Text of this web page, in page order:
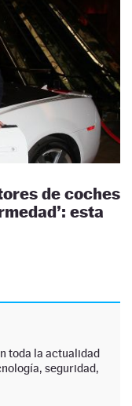
de coches
esta
toda la actualidad
seguridad,